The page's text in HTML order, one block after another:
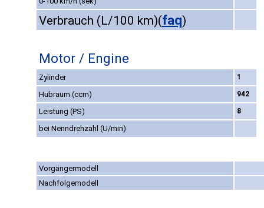
Verbrauch (L/100 km)(faq)
Motor / Engine
Zylinder 1
Hubraum (ccm) 942
Leistung (PS) 8
bei Nenndrehzahl (U/min)
Vorgängermodell
Nachfolgemodell